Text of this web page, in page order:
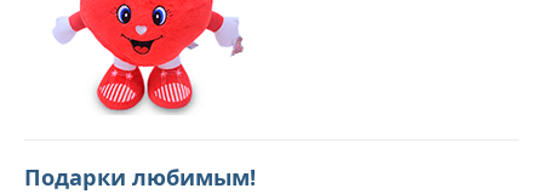
Подарки любимым!